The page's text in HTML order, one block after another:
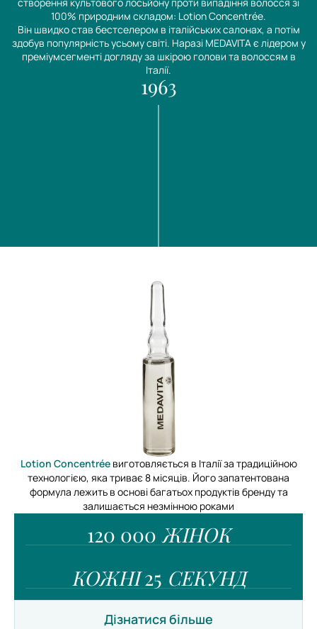
створення культового лосьйону проти випадіння волосся зі
100% природним складом: Lotion Concentrée.
Він швидко став бестселером в італійських салонах, а потім
здобув популярність усьому світі. Наразі MEDAVITA є лідером у
преміумсегменті догляду за шкірою голови та волоссям в
Італії.
1963
Lotion Concentréeвиготовляється в Італії за традиційною
технологією, яка триває 8 місяців. Його запатентована
формула лежить в основі багатьох продуктів бренду та
залишається незмінною роками
120 000 ЖІНОК
КОЖНІ25 СЕКУНД
Дізнатися більше